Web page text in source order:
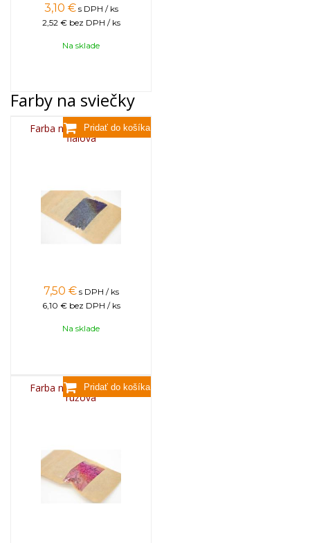
3,10 € s DPH / ks
2,52 € bez DPH / ks
Na sklade
Farby na sviečky
Farba na sviečky, 25g -
fialová
7,50 € s DPH / ks
6,10 € bez DPH / ks
Na sklade
Farba na sviečky, 25g -
ružová